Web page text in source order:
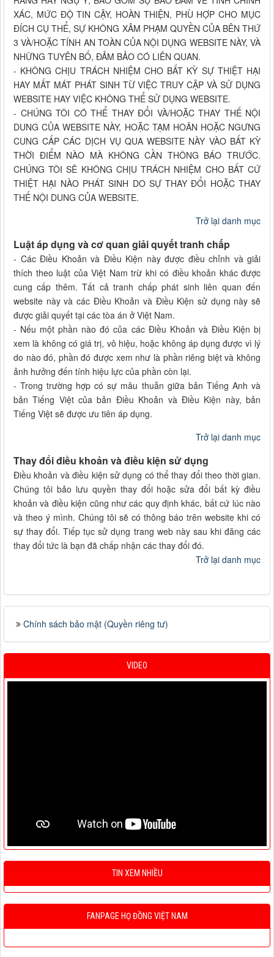
XÁC, MỨC ĐỘ TIN CẬY, HOÀN THIỆN, PHÙ HỢP CHO MỤC
ĐÍCH CỤ THỂ, SỰ KHÔNG XÂM PHẠM QUYỀN CỦA BÊN THỨ
3 VÀ/HOẶC TÍNH AN TOÀN CỦA NỘI DỤNG WEBSITE NÀY, VÀ
NHỮNG TUYÊN BỐ, ĐẢM BẢO CÓ LIÊN QUAN.
- KHÔNG CHỊU TRÁCH NHIỆM CHO BẤT KỲ SỰ THIỆT HẠI
HAY MẤT MÁT PHÁT SINH TỪ VIỆC TRUY CẬP VÀ SỬ DỤNG
WEBSITE HAY VIỆC KHÔNG THỂ SỬ DỤNG WEBSITE.
- CHÚNG TÔI CÓ THỂ THAY ĐỔI VÀ/HOẶC THAY THẾ NỘI
DUNG CỦA WEBSITE NÀY, HOẶC TẠM HOÃN HOẶC NGƯNG
CUNG CẤP CÁC DỊCH VỤ QUA WEBSITE NÀY VÀO BẤT KỲ
THỜI ĐIỂM NÀO MÀ KHÔNG CẦN THÔNG BÁO TRƯỚC.
CHÚNG TÔI SẼ KHÔNG CHỊU TRÁCH NHIỆM CHO BẤT CỨ
THIỆT HẠI NÀO PHÁT SINH DO SỰ THAY ĐỔI HOẶC THAY
THẾ NỘI DUNG CỦA WEBSITE.
Trở lại danh mục
Luật áp dụng và cơ quan giải quyết tranh chấp
- Các Điều Khoản và Điều Kiện này được điều chỉnh và giải
thích theo luật của Việt Nam trừ khi có điều khoản khác được
cung cấp thêm. Tất cả tranh chấp phát sinh liên quan đến
website này và các Điều Khoản và Điều Kiện sử dụng này sẽ
được giải quyết tại các tòa án ở Việt Nam.
- Nếu một phần nào đó của các Điều Khoản và Điều Kiện bị
xem là không có giá trị, vô hiệu, hoặc không áp dụng được vì lý
do nào đó, phần đó được xem như là phần riêng biệt và không
ảnh hưởng đến tính hiệu lực của phần còn lại.
- Trong trường hợp có sự mâu thuẫn giữa bản Tiếng Anh và
bản Tiếng Việt của bản Điều Khoản và Điều Kiện này, bản
Tiếng Việt sẽ được ưu tiên áp dụng.
Trở lại danh mục
Thay đổi điều khoản và điều kiện sử dụng
Điều khoản và điều kiện sử dụng có thể thay đổi theo thời gian.
Chúng tôi bảo lưu quyền thay đổi hoặc sửa đổi bất kỳ điều
khoản và điều kiện cũng như các quy định khác, bất cứ lúc nào
và theo ý mình. Chúng tôi sẽ có thông báo trên website khi có
sự thay đổi. Tiếp tục sử dụng trang web này sau khi đăng các
thay đổi tức là bạn đã chấp nhận các thay đổi đó.
Trở lại danh mục
Chính sách bảo mật (Quyền riêng tư)
VIDEO
TIN XEM NHIỀU
FANPAGE HỌ ĐỒNG VIỆT NAM